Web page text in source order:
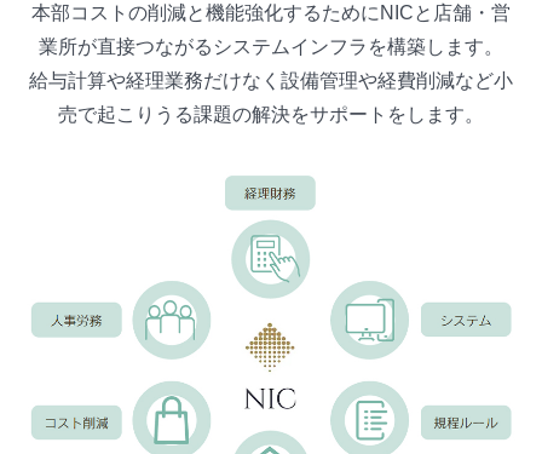
本部コストの削減と機能強化するためにNICと店舗・営
業所が直接つながる​システムインフラを構築します。
給与計算や経理業務だけなく設備管理や経費削減など小
売で起こりうる課題の解決をサポートをします。